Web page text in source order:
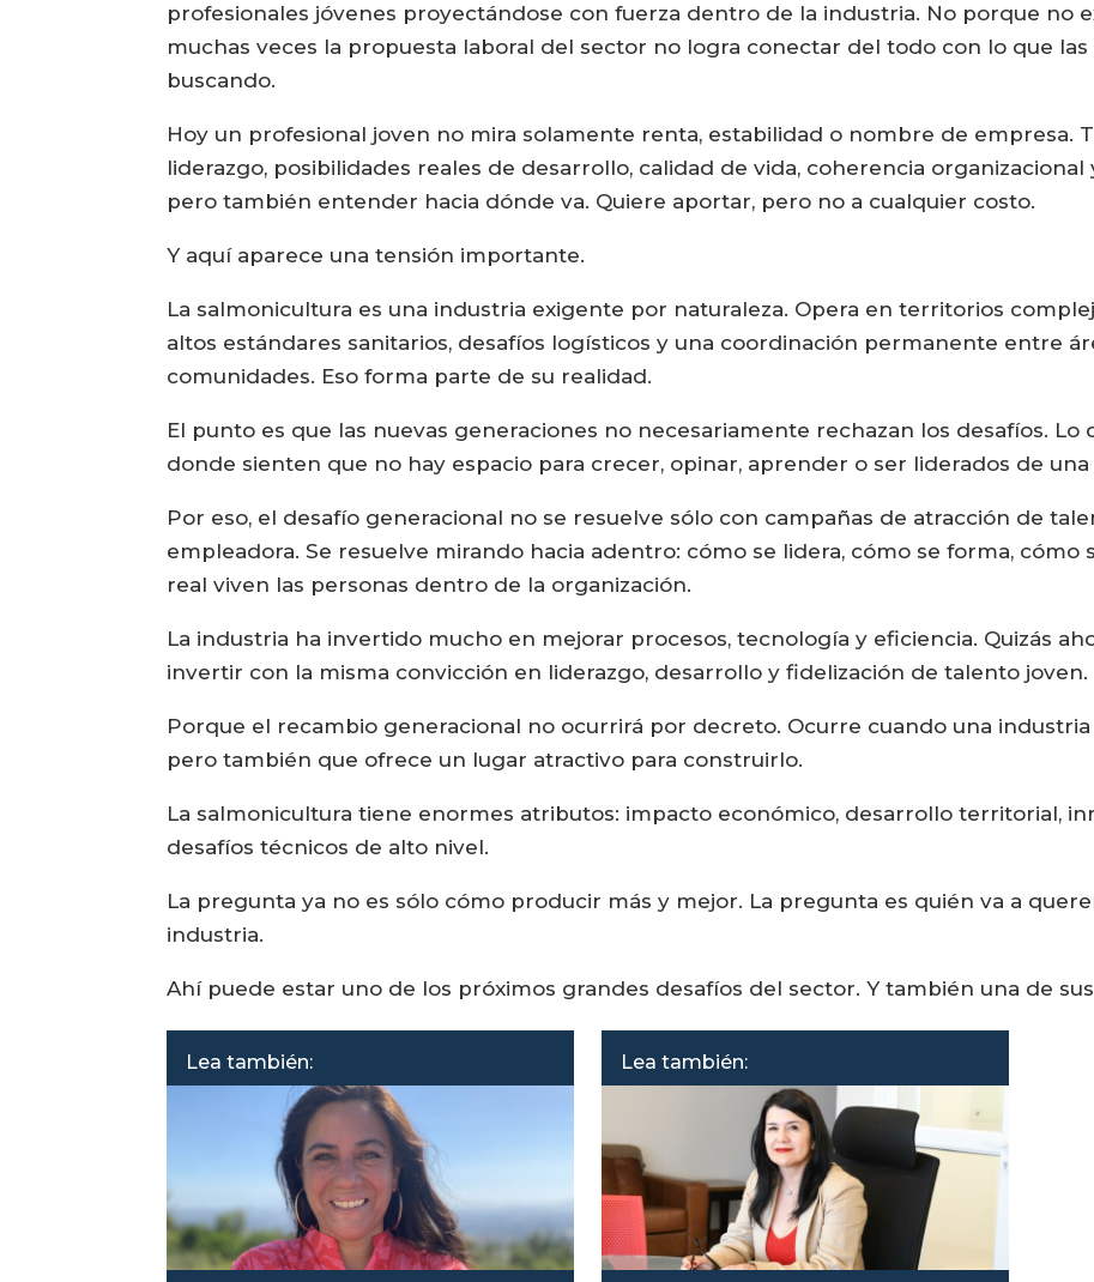
profesionales jóvenes proyectándose con fuerza dentro de la industria. No porque no
muchas veces la propuesta laboral del sector no logra conectar del todo con lo que
buscando.
Hoy un profesional joven no mira solamente renta, estabilidad o nombre de empresa.
liderazgo, posibilidades reales de desarrollo, calidad de vida, coherencia
pero también entender hacia dónde va. Quiere aportar, pero no a cualquier costo.
Y aquí aparece una tensión importante.
La salmonicultura es una industria exigente por naturaleza. Opera en territorios
altos estándares sanitarios, desafíos logísticos y una coordinación permanente entre
comunidades. Eso forma parte de su realidad.
El punto es que las nuevas generaciones no necesariamente rechazan los desafíos. Lo
donde sienten que no hay espacio para crecer, opinar, aprender o ser liderados de
Por eso, el desafío generacional no se resuelve sólo con campañas de atracción de
empleadora. Se resuelve mirando hacia adentro: cómo se lidera, cómo se forma, cómo
real viven las personas dentro de la organización.
La industria ha invertido mucho en mejorar procesos, tecnología y eficiencia. Quizás
invertir con la misma convicción en liderazgo, desarrollo y fidelización de talento joven.
Porque el recambio generacional no ocurrirá por decreto. Ocurre cuando una
pero también que ofrece un lugar atractivo para construirlo.
La salmonicultura tiene enormes atributos: impacto económico, desarrollo territorial,
desafíos técnicos de alto nivel.
La pregunta ya no es sólo cómo producir más y mejor. La pregunta es quién va a
industria.
Ahí puede estar uno de los próximos grandes desafíos del sector. Y también una de
Lea también: Lea también: